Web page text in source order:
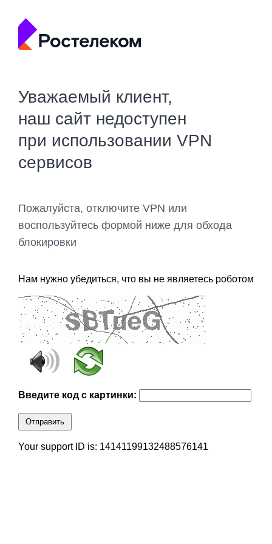
Уважаемый клиент,
наш сайт недоступен
при использовании VPN
сервисов
Пожалуйста, отключите VPN или
воспользуйтесь формой ниже для обхода
блокировки
Нам нужно убедиться, что вы не являетесь роботом
Введите код с картинки:
Отправить
Your support ID is: 14141199132488576141